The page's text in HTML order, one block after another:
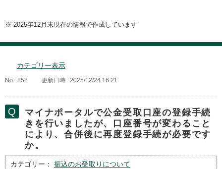
※ 2025年12月末現在の情報で作成しています
カテゴリー表示
No : 858 更新日時 : 2025/12/24 16:21
マイナポータルで公金受取口座の登録手続
きを行いましたが、口座番号が変わること
により、合併後に再度登録手続が必要です
か。
カテゴリー： 振込のお受取りについて